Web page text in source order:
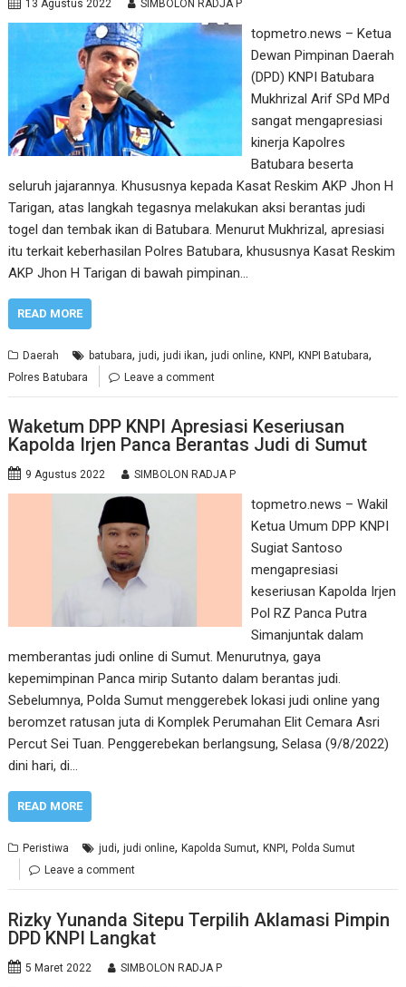
13 Agustus 2022 SIMBOLON RADJA P
topmetro.news – Ketua
Dewan Pimpinan Daerah
(DPD) KNPI Batubara
Mukhrizal Arif SPd MPd
sangat mengapresiasi
kinerja Kapolres
Batubara beserta
seluruh jajarannya. Khususnya kepada Kasat Reskim AKP Jhon H
Tarigan, atas langkah tegasnya melakukan aksi berantas judi
togel dan tembak ikan di Batubara. Menurut Mukhrizal, apresiasi
itu terkait keberhasilan Polres Batubara, khususnya Kasat Reskim
AKP Jhon H Tarigan di bawah pimpinan…
READ MORE
Daerah batubara,judi,judi ikan,judi online,KNPI,KNPI Batubara,
Polres Batubara Leave a comment
Waketum DPP KNPI Apresiasi Keseriusan
Kapolda Irjen Panca Berantas Judi di Sumut
9 Agustus 2022 SIMBOLON RADJA P
topmetro.news – Wakil
Ketua Umum DPP KNPI
Sugiat Santoso
mengapresiasi
keseriusan Kapolda Irjen
Pol RZ Panca Putra
Simanjuntak dalam
memberantas judi online di Sumut. Menurutnya, gaya
kepemimpinan Panca mirip Sutanto dalam berantas judi.
Sebelumnya, Polda Sumut menggerebek lokasi judi online yang
beromzet ratusan juta di Komplek Perumahan Elit Cemara Asri
Percut Sei Tuan. Penggerebekan berlangsung, Selasa (9/8/2022)
dini hari, di…
READ MORE
Peristiwa judi,judi online,Kapolda Sumut,KNPI,Polda Sumut
Leave a comment
Rizky Yunanda Sitepu Terpilih Aklamasi Pimpin
DPD KNPI Langkat
5 Maret 2022 SIMBOLON RADJA P